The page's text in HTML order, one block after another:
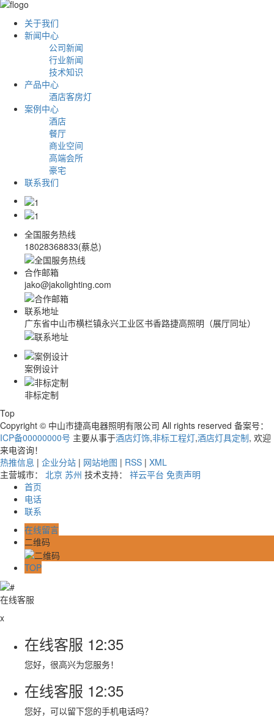
关于我们
新闻中心
公司新闻
行业新闻
技术知识
产品中心
酒店客房灯
案例中心
酒店
餐厅
商业空间
高端会所
豪宅
联系我们
全国服务热线
18028368833(蔡总)
合作邮箱
jako@jakolighting.com
联系地址
广东省中山市横栏镇永兴工业区书香路捷高照明（展厅同址）
案例设计
非标定制
Top
Copyright © 中山市捷高电器照明有限公司 All rights reserved 备案号：
ICP备00000000号 主要从事于酒店灯饰,非标工程灯,酒店灯具定制, 欢迎
来电咨询！
热推信息 | 企业分站 | 网站地图 | RSS | XML
主营城市： 北京 苏州 技术支持： 祥云平台 免责声明
首页
电话
联系
在线留言
二维码
TOP
在线客服
x
在线客服 12:35
您好，很高兴为您服务！
在线客服 12:35
您好，可以留下您的手机电话吗？